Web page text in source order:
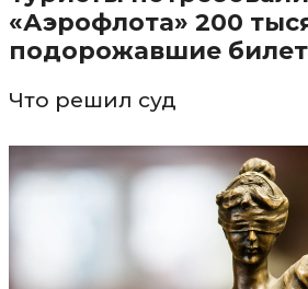
«Аэрофлота» 200
подорожавшие
Что решил суд